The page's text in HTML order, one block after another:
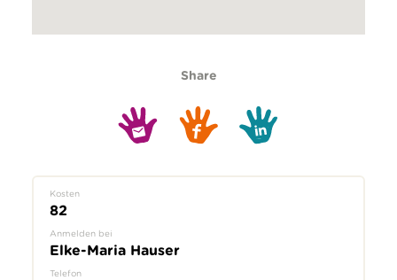
Share
Kosten
82
Anmelden bei
Elke-Maria Hauser
Telefon